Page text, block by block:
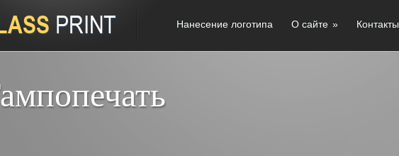
Нанесение логотипа О сайте » Контакты